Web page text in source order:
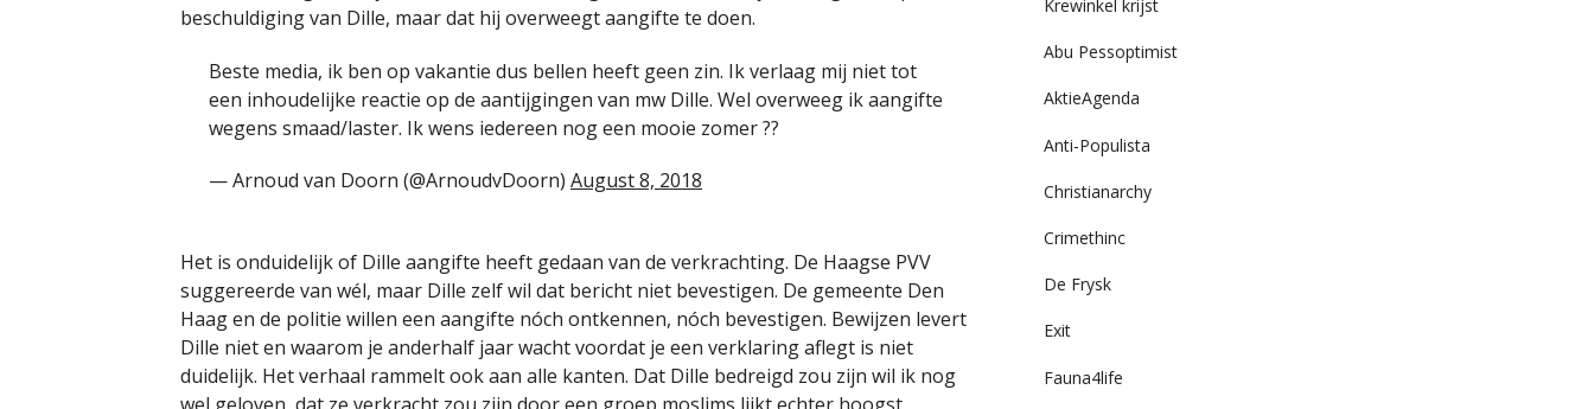
beschuldiging van Dille, maar dat hij overweegt aangifte te doen.
Beste media, ik ben op vakantie dus bellen heeft geen zin. Ik verlaag mij niet tot
een inhoudelijke reactie op de aantijgingen van mw Dille. Wel overweeg ik aangifte
wegens smaad/laster. Ik wens iedereen nog een mooie zomer ??
— Arnoud van Doorn (@ArnoudvDoorn) August 8, 2018
Het is onduidelijk of Dille aangifte heeft gedaan van de verkrachting. De Haagse PVV
suggereerde van wél, maar Dille zelf wil dat bericht niet bevestigen. De gemeente Den
Haag en de politie willen een aangifte nóch ontkennen, nóch bevestigen. Bewijzen levert
Dille niet en waarom je anderhalf jaar wacht voordat je een verklaring aflegt is niet
duidelijk. Het verhaal rammelt ook aan alle kanten. Dat Dille bedreigd zou zijn wil ik nog
Krewinkel krijst
Abu Pessoptimist
AktieAgenda
Anti-Populista
Christianarchy
Crimethinc
De Frysk
Exit
Fauna4life